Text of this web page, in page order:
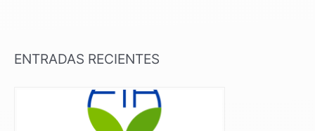
ENTRADAS RECIENTES